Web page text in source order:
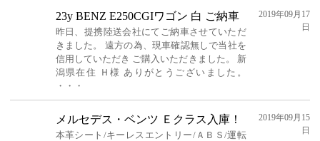
23y BENZ E250CGIワゴン 白 ご納車
昨日、提携陸送会社にてご納車させていただ
きました。 遠方の為、現車確認無しで当社を
信用していただき ご購入いただきました。 新
潟県在住 Ｈ様 ありがとうございました。
・・・
2019年09月17
日
メルセデス・ベンツ Ｅクラス入庫！
本革シート/キーレスエントリー/ＡＢＳ/運転
2019年09月15
日